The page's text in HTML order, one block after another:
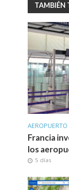
TAMBIÉN
AEROPUERTO
Francia
los
5 días